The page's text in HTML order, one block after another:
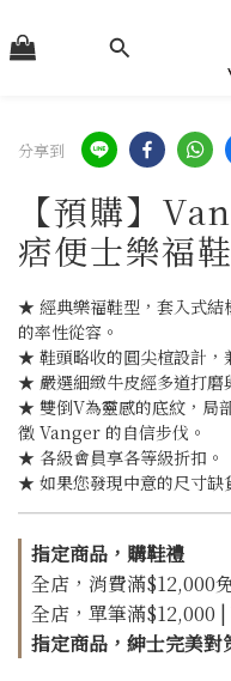
分享到
【預購】
痞便士樂福
★ 經典樂福鞋型，套入式結
的率性從容。
★ 鞋頭略收的圓尖楦設計，
★ 嚴選細緻牛皮經多道打磨
★ 雙倒V為靈感的底紋，局
徵 Vanger 的自信步伐。
★ 各級會員享各等級折扣。
★ 如果您發現中意的尺寸缺
指定商品，購鞋禮
全店，消費滿$12,000
全店，單筆滿$12,000
指定商品，紳士完美